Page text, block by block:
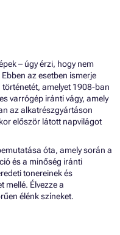
– úgy érzi, hogy nem
az esetben ismerje
amelyet 1908-ban
varrógép iránti vágy, amely
az alkatrészgyártáson
először látott napvilágot
óta, amely során a
és a minőség iránti
tonereinek és
mellé. Élvezze a
élénk színeket.